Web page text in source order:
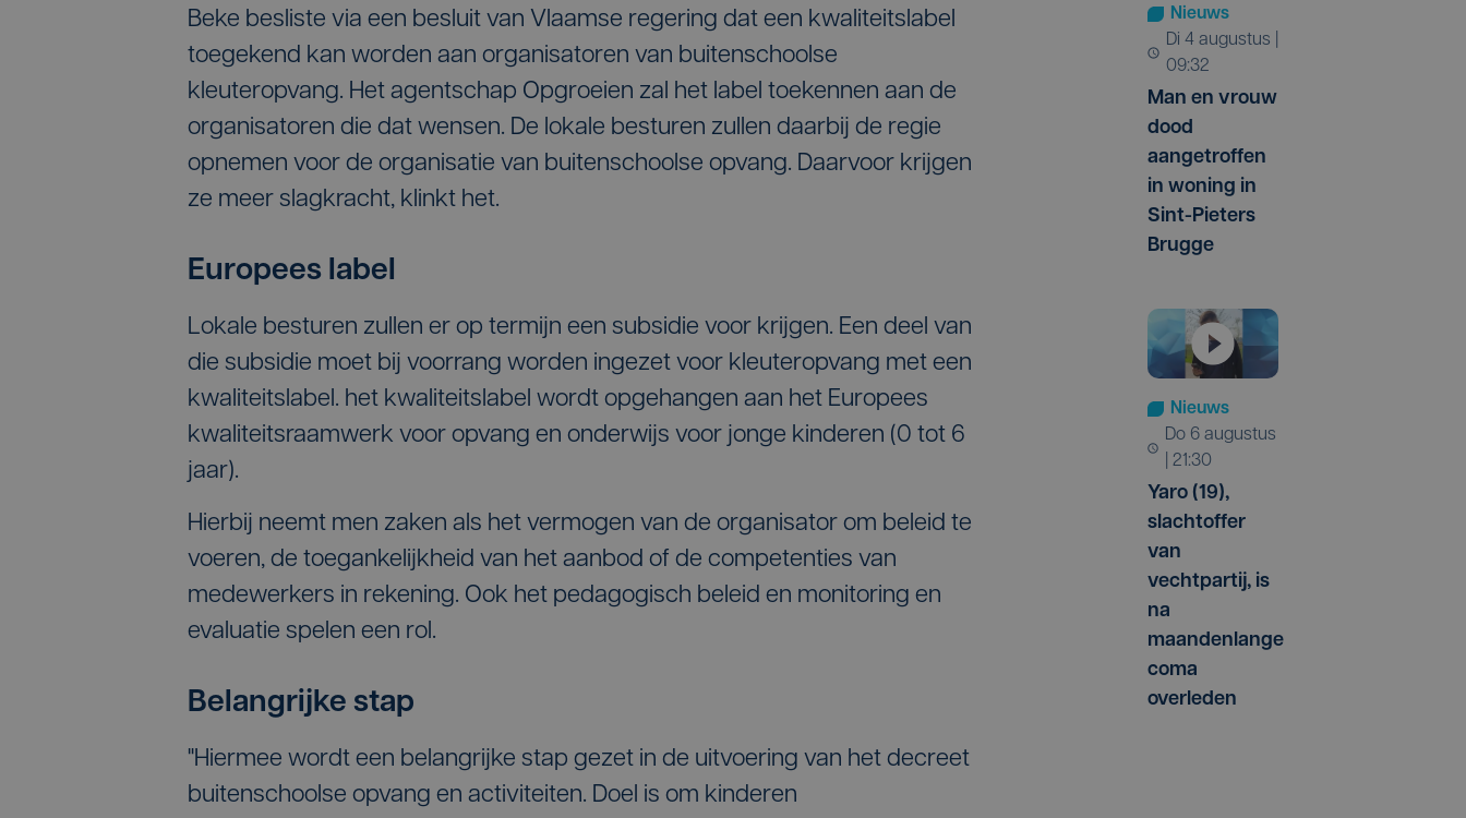
Beke besliste via een besluit van Vlaamse regering dat een kwaliteitslabel
toegekend kan worden aan organisatoren van buitenschoolse
kleuteropvang. Het agentschap Opgroeien zal het label toekennen aan de
organisatoren die dat wensen. De lokale besturen zullen daarbij de regie
opnemen voor de organisatie van buitenschoolse opvang. Daarvoor krijgen
ze meer slagkracht, klinkt het.
Europees label
Lokale besturen zullen er op termijn een subsidie voor krijgen. Een deel van
die subsidie moet bij voorrang worden ingezet voor kleuteropvang met een
kwaliteitslabel. het kwaliteitslabel wordt opgehangen aan het Europees
kwaliteitsraamwerk voor opvang en onderwijs voor jonge kinderen (0 tot 6
jaar).
Hierbij neemt men zaken als het vermogen van de organisator om beleid te
voeren, de toegankelijkheid van het aanbod of de competenties van
medewerkers in rekening. Ook het pedagogisch beleid en monitoring en
evaluatie spelen een rol.
Belangrijke stap
"Hiermee wordt een belangrijke stap gezet in de uitvoering van het decreet
buitenschoolse opvang en activiteiten. Doel is om kinderen
Nieuws
di 4 augustus |
09:32
Man en vrouw
dood
aangetroffen
in woning in
Sint-Pieters
Brugge
Nieuws
do 6 augustus
| 21:30
Yaro (19),
slachtoffer
van
vechtpartij, is
na
maandenlange
coma
overleden